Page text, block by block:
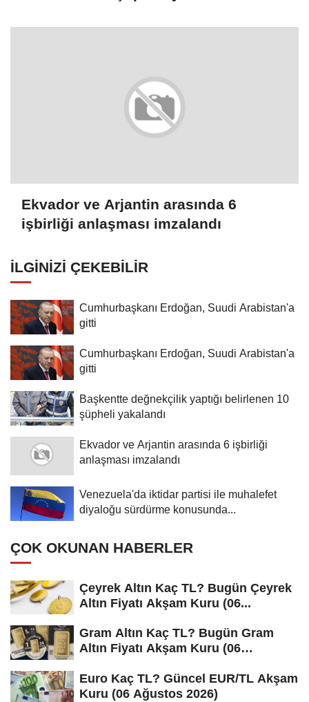
Ekvador ve Arjantin arasında 6
işbirliği anlaşması imzalandı
İLGINIZI ÇEKEBILIR
Cumhurbaşkanı Erdoğan, Suudi Arabistan'a
gitti
Cumhurbaşkanı Erdoğan, Suudi Arabistan'a
gitti
Başkentte değnekçilik yaptığı belirlenen 10
şüpheli yakalandı
Ekvador ve Arjantin arasında 6 işbirliği
anlaşması imzalandı
Venezuela'da iktidar partisi ile muhalefet
diyaloğu sürdürme konusunda...
ÇOK OKUNAN HABERLER
Çeyrek Altın Kaç TL? Bugün Çeyrek
Altın Fiyatı Akşam Kuru (06...
Gram Altın Kaç TL? Bugün Gram
Altın Fiyatı Akşam Kuru (06
Euro Kaç TL? Güncel EUR/TL Akşam
Kuru (06 Ağustos 2026)